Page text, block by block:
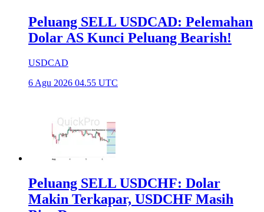
Peluang SELL USDCAD: Pelemahan
Dolar AS Kunci Peluang Bearish!
USDCAD
6 Agu 2026 04.55 UTC
Peluang SELL USDCHF: Dolar
Makin Terkapar, USDCHF Masih